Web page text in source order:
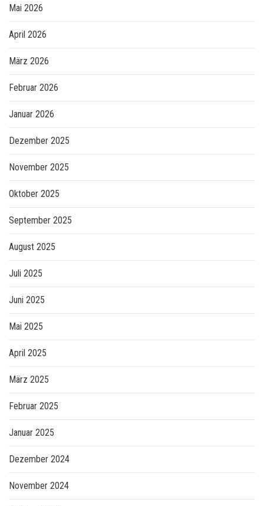
Mai 2026
April 2026
März 2026
Februar 2026
Januar 2026
Dezember 2025
November 2025
Oktober 2025
September 2025
August 2025
Juli 2025
Juni 2025
Mai 2025
April 2025
März 2025
Februar 2025
Januar 2025
Dezember 2024
November 2024